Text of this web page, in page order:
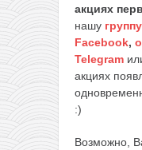
акциях
нашу
Facebook,
Telegram
акциях
:)
Возможно,